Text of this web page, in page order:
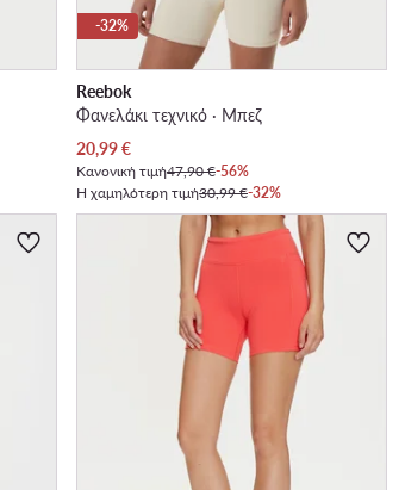
-32%
Reebok
Φανελάκι τεχνικό · Μπεζ
Τρέχουσα τιμή
20,99€
Κανονική τιμή47,90 €-56%
Η χαμηλότερη τιμή30,99 €-32%